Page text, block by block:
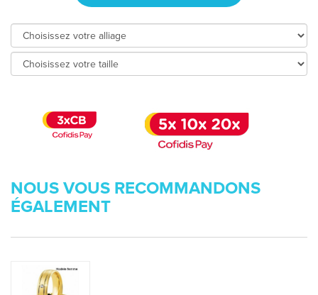
NOUS VOUS RECOMMANDONS
ÉGALEMENT